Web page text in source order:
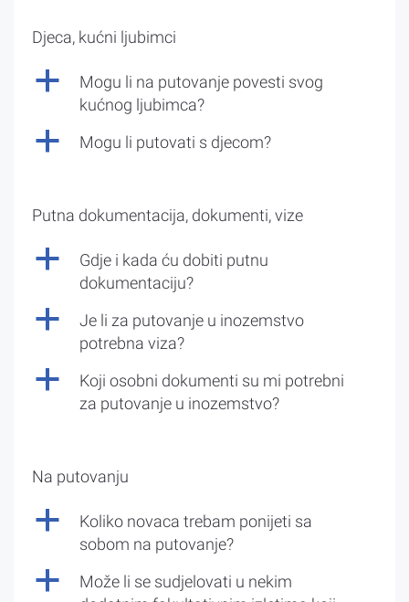
Djeca, kućni ljubimci
a
Mogu li na putovanje povesti svog
kućnog ljubimca?
a Mogu li putovati s djecom?
Putna dokumentacija, dokumenti, vize
a
Gdje i kada ću dobiti putnu
dokumentaciju?
a
Je li za putovanje u inozemstvo
potrebna viza?
a
Koji osobni dokumenti su mi potrebni
za putovanje u inozemstvo?
Na putovanju
a
Koliko novaca trebam ponijeti sa
sobom na putovanje?
a
Može li se sudjelovati u nekim